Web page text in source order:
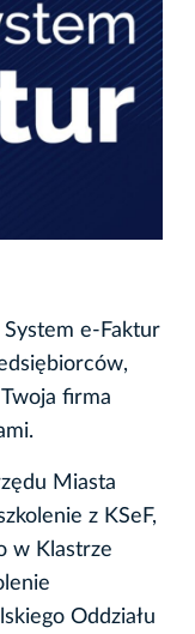
e-Faktur
firma
Miasta
z KSeF,
w Klastrze
Oddziału